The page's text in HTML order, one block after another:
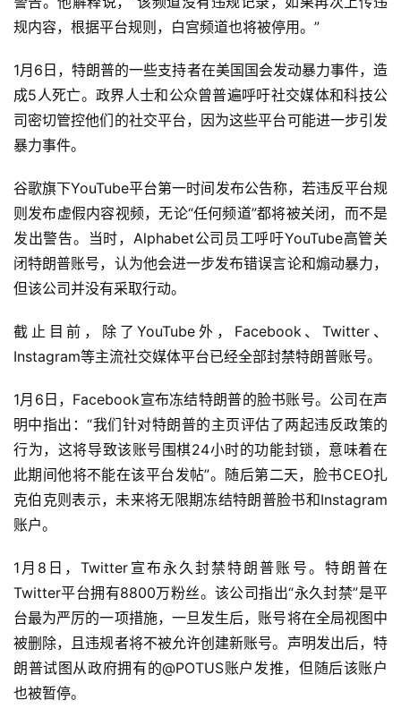
首
业
界
人
规内容，根据平台规则，白宫频道也将被停用。”
1月6日，特朗普的一些支持者在美国国会发动暴力事件，造
成5人死亡。政界人士和公众曾普遍呼吁社交媒体和科技公
司密切管控他们的社交平台，因为这些平台可能进一步引发
暴力事件。
谷歌旗下YouTube平台第一时间发布公告称，若违反平台规
则发布虚假内容视频，无论“任何频道”都将被关闭，而不是
发出警告。当时，Alphabet公司员工呼吁YouTube高管关
闭特朗普账号，认为他会进一步发布错误言论和煽动暴力，
但该公司并没有采取行动。
截止目前，除了YouTube外，Facebook、Twitter、
Instagram等主流社交媒体平台已经全部封禁特朗普账号。
1月6日，Facebook宣布冻结特朗普的脸书账号。公司在声
明中指出：“我们针对特朗普的主页评估了两起违反政策的
行为，这将导致该账号围棋24小时的功能封锁，意味着在
此期间他将不能在该平台发帖”。随后第二天，脸书CEO扎
克伯克则表示，未来将无限期冻结特朗普脸书和Instagram
账户。
1月8日，Twitter宣布永久封禁特朗普账号。特朗普在
Twitter平台拥有8800万粉丝。该公司指出“永久封禁”是平
台最为严厉的一项措施，一旦发生后，账号将在全局视图中
被删除，且违规者将不被允许创建新账号。声明发出后，特
朗普试图从政府拥有的@POTUS账户发推，但随后该账户
也被暂停。